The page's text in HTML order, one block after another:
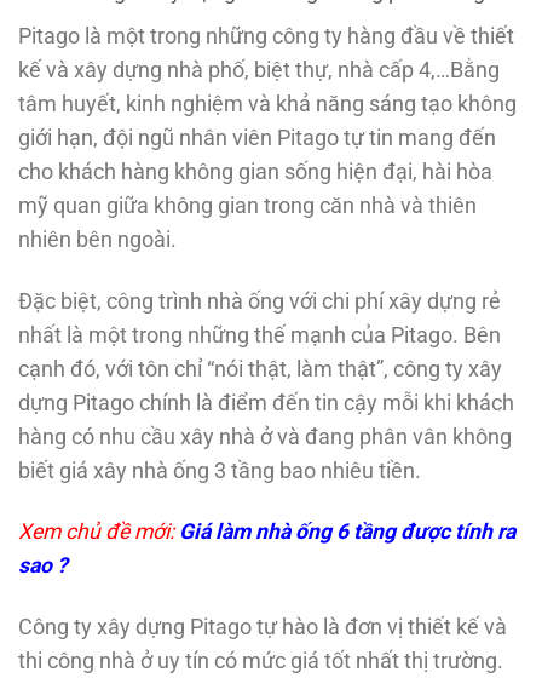
Pitago là một trong những công ty hàng đầu về thiết
kế và xây dựng nhà phố, biệt thự, nhà cấp 4,…Bằng
tâm huyết, kinh nghiệm và khả năng sáng tạo không
giới hạn, đội ngũ nhân viên Pitago tự tin mang đến
cho khách hàng không gian sống hiện đại, hài hòa
mỹ quan giữa không gian trong căn nhà và thiên
nhiên bên ngoài.
Đặc biệt, công trình nhà ống với chi phí xây dựng rẻ
nhất là một trong những thế mạnh của Pitago. Bên
cạnh đó, với tôn chỉ “nói thật, làm thật”, công ty xây
dựng Pitago chính là điểm đến tin cậy mỗi khi khách
hàng có nhu cầu xây nhà ở và đang phân vân không
biết giá xây nhà ống 3 tầng bao nhiêu tiền.
Xem chủ đề mới: Giá làm nhà ống 6 tầngđược tính ra
sao ?
Công ty xây dựng Pitago tự hào là đơn vị thiết kế và
thi công nhà ở uy tín có mức giá tốt nhất thị trường.